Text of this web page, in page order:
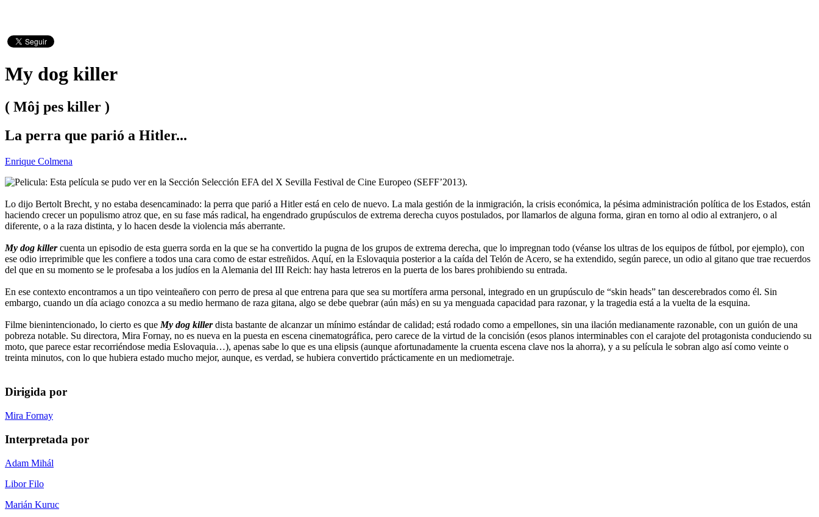
My dog killer
( Môj pes killer )
La perra que parió a Hitler...
Enrique Colmena
Esta película se pudo ver en la Sección Selección EFA del X Sevilla Festival de Cine Europeo (SEFF’2013).
Lo dijo Bertolt Brecht, y no estaba desencaminado: la perra que parió a Hitler está en celo de nuevo. La mala gestión de la inmigración, la crisis económica, la pésima administración política de los Estados, están
haciendo crecer un populismo atroz que, en su fase más radical, ha engendrado grupúsculos de extrema derecha cuyos postulados, por llamarlos de alguna forma, giran en torno al odio al extranjero, o al
diferente, o a la raza distinta, y lo hacen desde la violencia más aberrante.
My dog killercuenta un episodio de esta guerra sorda en la que se ha convertido la pugna de los grupos de extrema derecha, que lo impregnan todo (véanse los ultras de los equipos de fútbol, por ejemplo), con
ese odio irreprimible que les confiere a todos una cara como de estar estreñidos. Aquí, en la Eslovaquia posterior a la caída del Telón de Acero, se ha extendido, según parece, un odio al gitano que trae recuerdos
del que en su momento se le profesaba a los judíos en la Alemania del III Reich: hay hasta letreros en la puerta de los bares prohibiendo su entrada.
En ese contexto encontramos a un tipo veinteañero con perro de presa al que entrena para que sea su mortífera arma personal, integrado en un grupúsculo de “skin heads” tan descerebrados como él. Sin
embargo, cuando un día aciago conozca a su medio hermano de raza gitana, algo se debe quebrar (aún más) en su ya menguada capacidad para razonar, y la tragedia está a la vuelta de la esquina.
Filme bienintencionado, lo cierto es que My dog killerdista bastante de alcanzar un mínimo estándar de calidad; está rodado como a empellones, sin una ilación medianamente razonable, con un guión de una
pobreza notable. Su directora, Mira Fornay, no es nueva en la puesta en escena cinematográfica, pero carece de la virtud de la concisión (esos planos interminables con el carajote del protagonista conduciendo su
moto, que parece estar recorriéndose media Eslovaquia…), apenas sabe lo que es una elipsis (aunque afortunadamente la cruenta escena clave nos la ahorra), y a su película le sobran algo así como veinte o
treinta minutos, con lo que hubiera estado mucho mejor, aunque, es verdad, se hubiera convertido prácticamente en un mediometraje.
Dirigida por
Mira Fornay
Interpretada por
Adam Mihál
Libor Filo
Marián Kuruc